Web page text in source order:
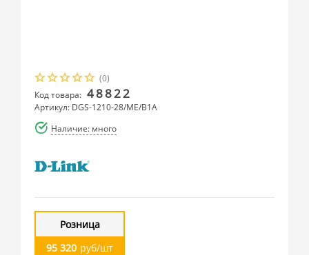
(0)
Код товара: 48822
Артикул: DGS-1210-28/ME/B1A
Наличие: много
Розница
95 320 руб/шт